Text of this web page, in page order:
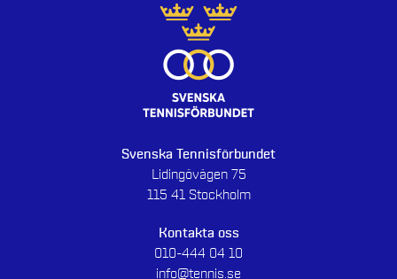
Svenska Tennisförbundet
Lidingövägen 75
115 41 Stockholm
Kontakta oss
010-444 04 10
info@tennis.se